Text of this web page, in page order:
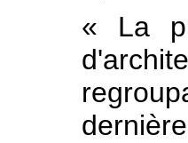
« La